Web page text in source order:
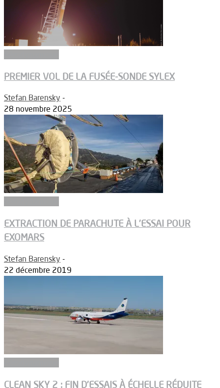
PREMIER VOL DE LA FUSÉE-SONDE SYLEX
Stefan Barensky -
28 novembre 2025
EXTRACTION DE PARACHUTE À L’ESSAI POUR
EXOMARS
Stefan Barensky -
22 décembre 2019
CLEAN SKY 2 : FIN D’ESSAIS À ÉCHELLE RÉDUITE